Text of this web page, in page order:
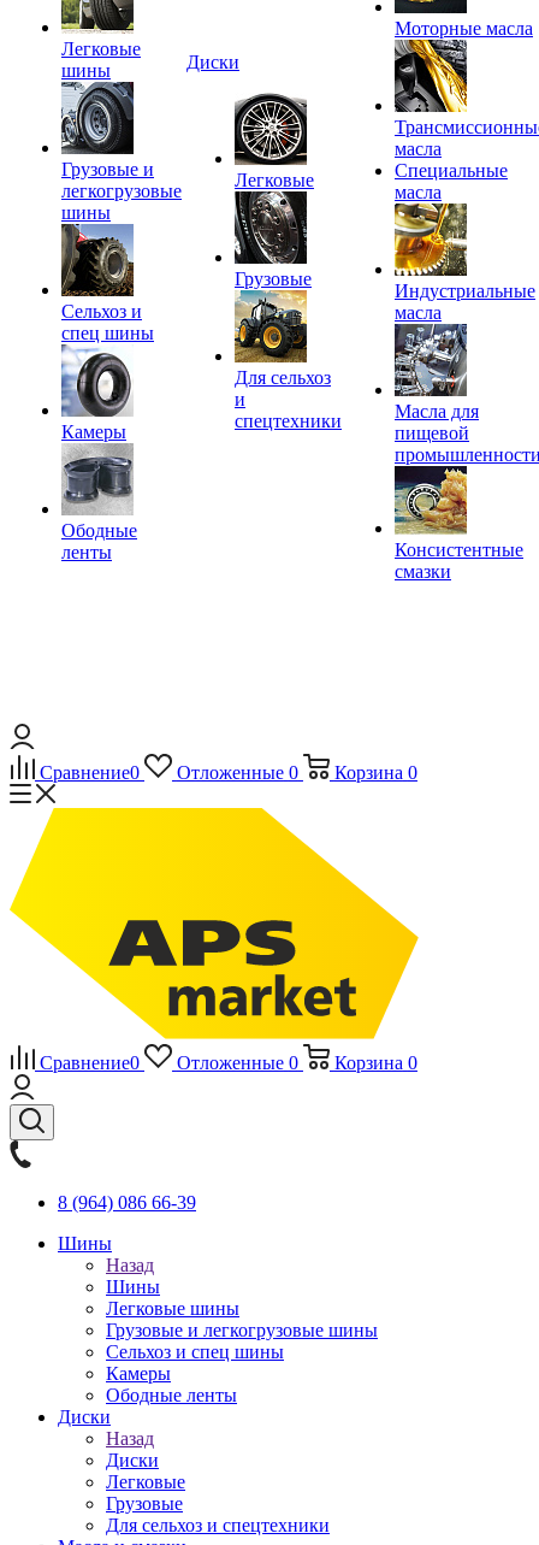
Легковые
шины
Грузовые и
легкогрузовые
шины
Сельхоз и
спец шины
Камеры
Ободные
ленты
Диски
Легковые
Грузовые
Для сельхоз
и
спецтехники
Моторные масла
масла
Специальные
масла
Индустриальные
масла
Масла для
пищевой
Консистентные
смазки
Сравнение0 Отложенные 0 Корзина 0
Сравнение0 Отложенные 0 Корзина 0
8 (964) 086 66-39
Шины
Назад
Шины
Легковые шины
Грузовые и легкогрузовые шины
Сельхоз и спец шины
Камеры
Ободные ленты
Диски
Назад
Диски
Легковые
Грузовые
Для сельхоз и спецтехники